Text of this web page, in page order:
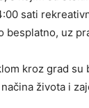
sati
besplatno, uz
kroz grad su
života i